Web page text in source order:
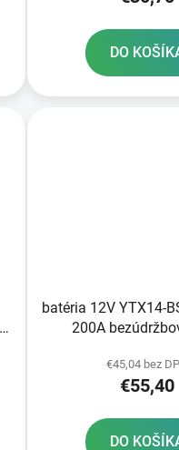
DO
batéria 12V YTX14-
200A
TECH aktivovaná
€45,04 bez
€55,40
DO